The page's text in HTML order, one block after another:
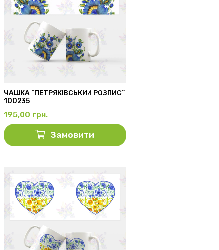
ЧАШКА “ПЕТРЯКІВСЬКИЙ РОЗПИС”
100235
195,00 грн.
Замовити